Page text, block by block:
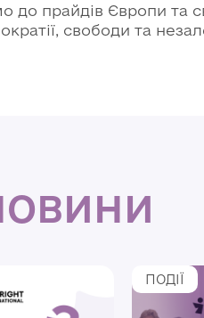
прайдів Європи та
свободи та
ПОДІЇ